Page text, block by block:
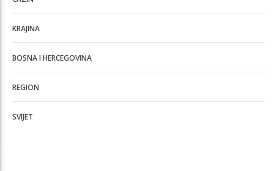
KRAJINA
BOSNA I HERCEGOVINA
REGION
SVIJET